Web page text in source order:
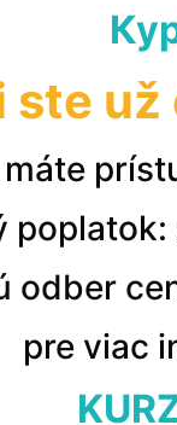
ste už
odber
pre viac